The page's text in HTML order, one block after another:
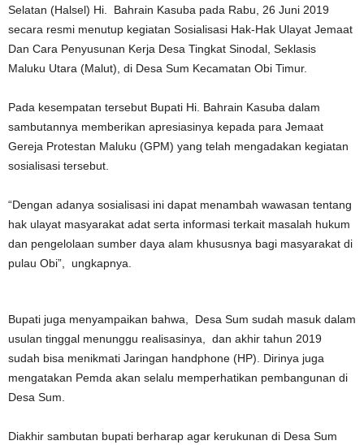
Selatan (Halsel) Hi. Bahrain Kasuba pada Rabu, 26 Juni 2019
secara resmi menutup kegiatan Sosialisasi Hak-Hak Ulayat Jemaat
Dan Cara Penyusunan Kerja Desa Tingkat Sinodal, Seklasis
Maluku Utara (Malut), di Desa Sum Kecamatan Obi Timur.
Pada kesempatan tersebut Bupati Hi. Bahrain Kasuba dalam
sambutannya memberikan apresiasinya kepada para Jemaat
Gereja Protestan Maluku (GPM) yang telah mengadakan kegiatan
sosialisasi tersebut.
“Dengan adanya sosialisasi ini dapat menambah wawasan tentang
hak ulayat masyarakat adat serta informasi terkait masalah hukum
dan pengelolaan sumber daya alam khususnya bagi masyarakat di
pulau Obi”, ungkapnya.
Bupati juga menyampaikan bahwa, Desa Sum sudah masuk dalam
usulan tinggal menunggu realisasinya, dan akhir tahun 2019
sudah bisa menikmati Jaringan handphone (HP). Dirinya juga
mengatakan Pemda akan selalu memperhatikan pembangunan di
Desa Sum.
Diakhir sambutan bupati berharap agar kerukunan di Desa Sum